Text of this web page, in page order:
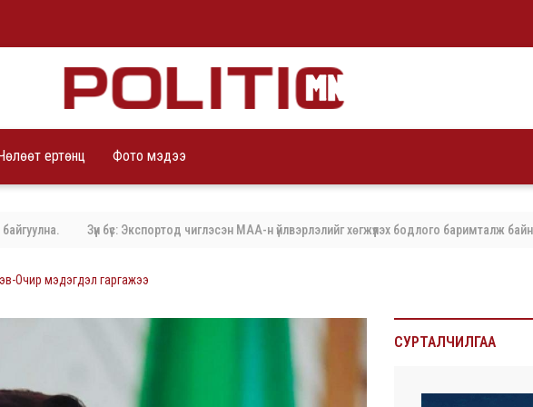
ертөнц Фото мэдээ
Зүүн бүс: Экспортод чиглэсэн МАА-н үйлвэрлэлийг хөгжүүлэх бодлого баримталж байна
Очир мэдэгдэл гаргажээ
СУРТАЛЧИЛГАА